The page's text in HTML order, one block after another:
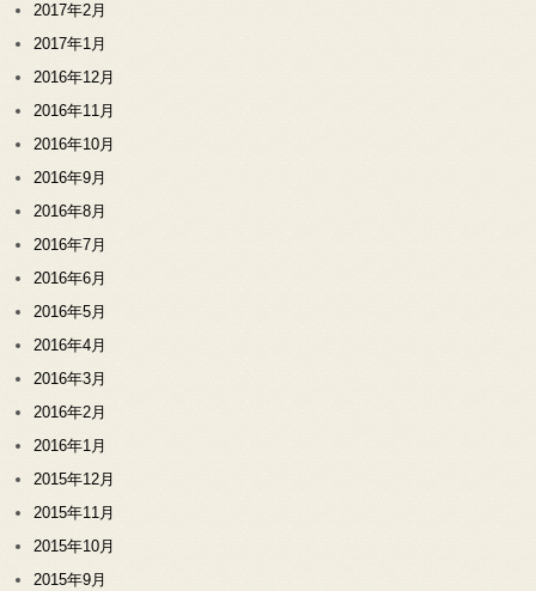
2017年2月
2017年1月
2016年12月
2016年11月
2016年10月
2016年9月
2016年8月
2016年7月
2016年6月
2016年5月
2016年4月
2016年3月
2016年2月
2016年1月
2015年12月
2015年11月
2015年10月
2015年9月